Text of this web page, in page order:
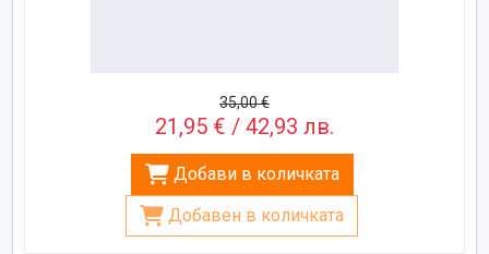
35,00 €
21,95 € / 42,93 лв.
Добави в количката
Добавен в количката